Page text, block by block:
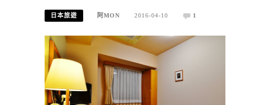
日本旅遊 阿MON 2016-04-10 1